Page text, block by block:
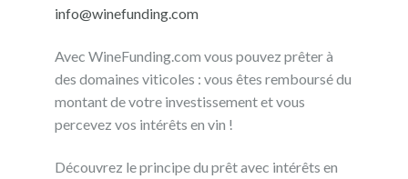
info@winefunding.com
Avec WineFunding.com vous pouvez prêter à
des domaines viticoles : vous êtes remboursé du
montant de votre investissement et vous
percevez vos intérêts en vin !
Découvrez le principe du prêt avec intérêts en